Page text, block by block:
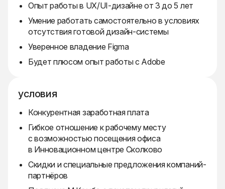
Опыт работы в UX/UI-дизайне от 3 до 5 лет
Умение работать самостоятельно в условиях
отсутствия готовой дизайн-системы
Уверенное владение Figma
Будет плюсом опыт работы с Adobe
условия
Конкурентная заработная плата
Гибкое отношение к рабочему месту
с возможностью посещения офиса
в Инновационном центре Сколково
Скидки и специальные предложения компаний-
партнёров